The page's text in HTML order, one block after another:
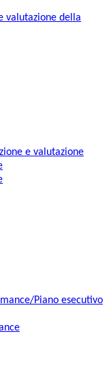
valutazione della
e valutazione
Piano esecutivo